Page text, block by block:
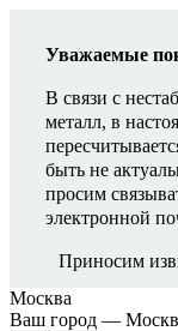
Уважаемые
В связи с
металл, в
быть не
просим
электронной
Приносим
Москва
Ваш город —